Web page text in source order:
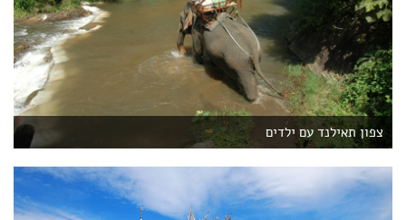
צפון תאילנד עם ילדים